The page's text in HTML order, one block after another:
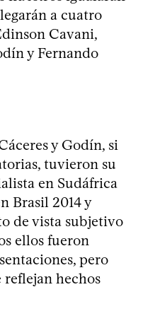
a cuatro
Cavani,
y Fernando
y Godín, si
tuvieron su
en Sudáfrica
Brasil 2014 y
de vista subjetivo
ellos fueron
pero
reflejan hechos